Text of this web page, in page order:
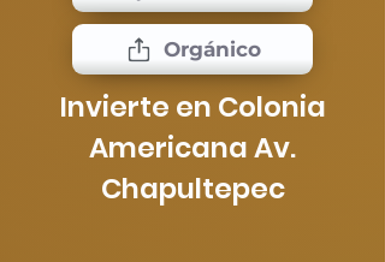
Orgánico
Invierte en Colonia
Americana Av.
Chapultepec